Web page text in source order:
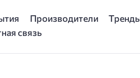
Производители
связь